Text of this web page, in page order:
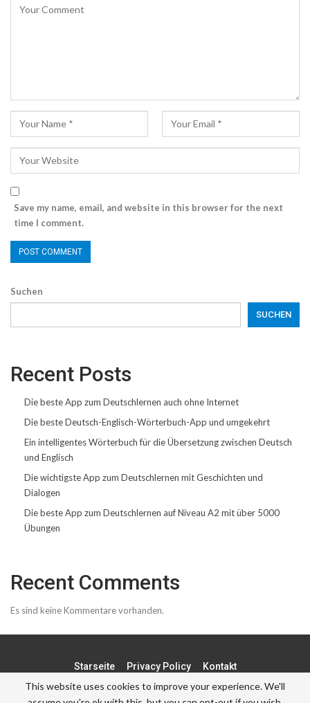
Save my name, email, and website in this browser for the next
time I comment.
Suchen
SUCHEN
Recent Posts
Die beste App zum Deutschlernen auch ohne Internet
Die beste Deutsch-Englisch-Wörterbuch-App und umgekehrt
Ein intelligentes Wörterbuch für die Übersetzung zwischen Deutsch
und Englisch
Die wichtigste App zum Deutschlernen mit Geschichten und
Dialogen
Die beste App zum Deutschlernen auf Niveau A2 mit über 5000
Übungen
Recent Comments
Es sind keine Kommentare vorhanden.
Starseite Privacy Policy Kontakt
This website uses cookies to improve your experience. We'll